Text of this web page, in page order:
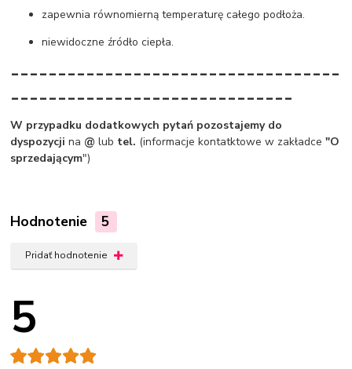
zapewnia równomierną temperaturę całego podłoża.
niewidoczne źródło ciepła.
-----------------------------------
------------------------------
W przypadku dodatkowych pytań pozostajemy do
dyspozycji na @lub tel. (informacje kontatktowe w zakładce "O
sprzedającym")
Hodnotenie 5
Pridať hodnotenie
5